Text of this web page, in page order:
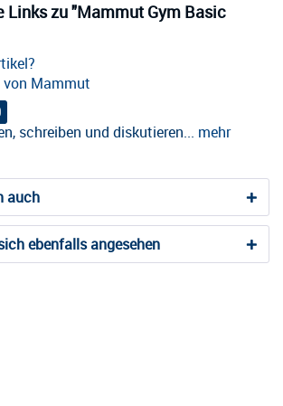
Links zu "Mammut Gym Basic
von Mammut
schreiben und diskutieren... mehr
auch
ebenfalls angesehen